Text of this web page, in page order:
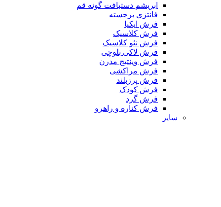
ابریشم دستبافت گونه قم
فانتزی برجسته
فرش ایکیا
فرش کلاسیک
فرش نئو کلاسیک
فرش لاکی بلوچی
فرش وینتیج مدرن
فرش مراکشی
فرش پرزبلند
فرش کودک
فرش گرد
فرش کناره و راهرو
سایز